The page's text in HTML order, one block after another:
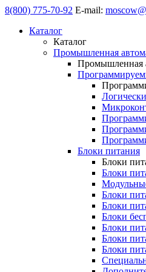
8(800) 775-70-92 E-mail:
Каталог
Каталог
Промышленная
Промышленная
Блоки питания
Блоки
Блоки
Блоки
Блоки
Блоки
Блоки
Блоки
Блоки